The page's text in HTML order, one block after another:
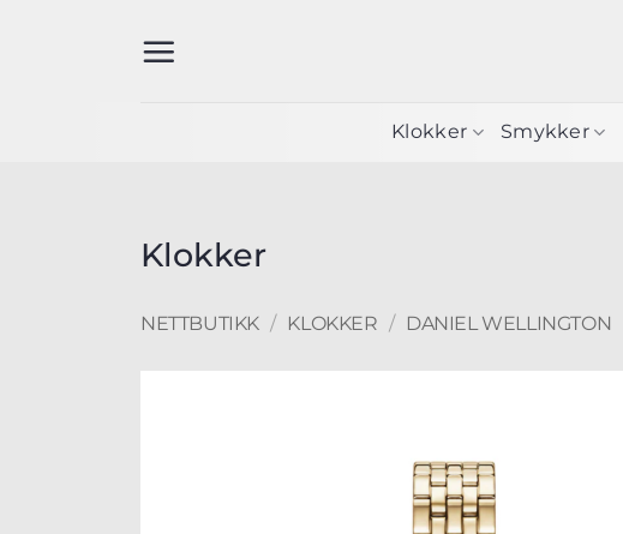
Klokker Smykker
Klokker
NETTBUTIKK / KLOKKER / DANIEL WELLINGTON